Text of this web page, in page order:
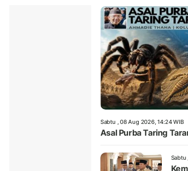
Sabtu , 08 Aug 2026, 14:24 WIB
Asal Purba Taring
Sabtu